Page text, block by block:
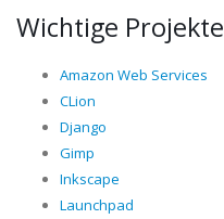
Wichtige Projekte
Amazon Web Services
CLion
Django
Gimp
Inkscape
Launchpad